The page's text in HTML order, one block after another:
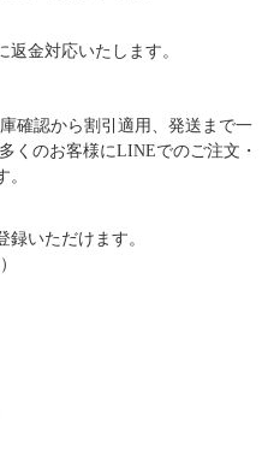
金対応いたします。
確認から割引適用、発送まで一
くのお客様にLINEでのご注文・
いただけます。